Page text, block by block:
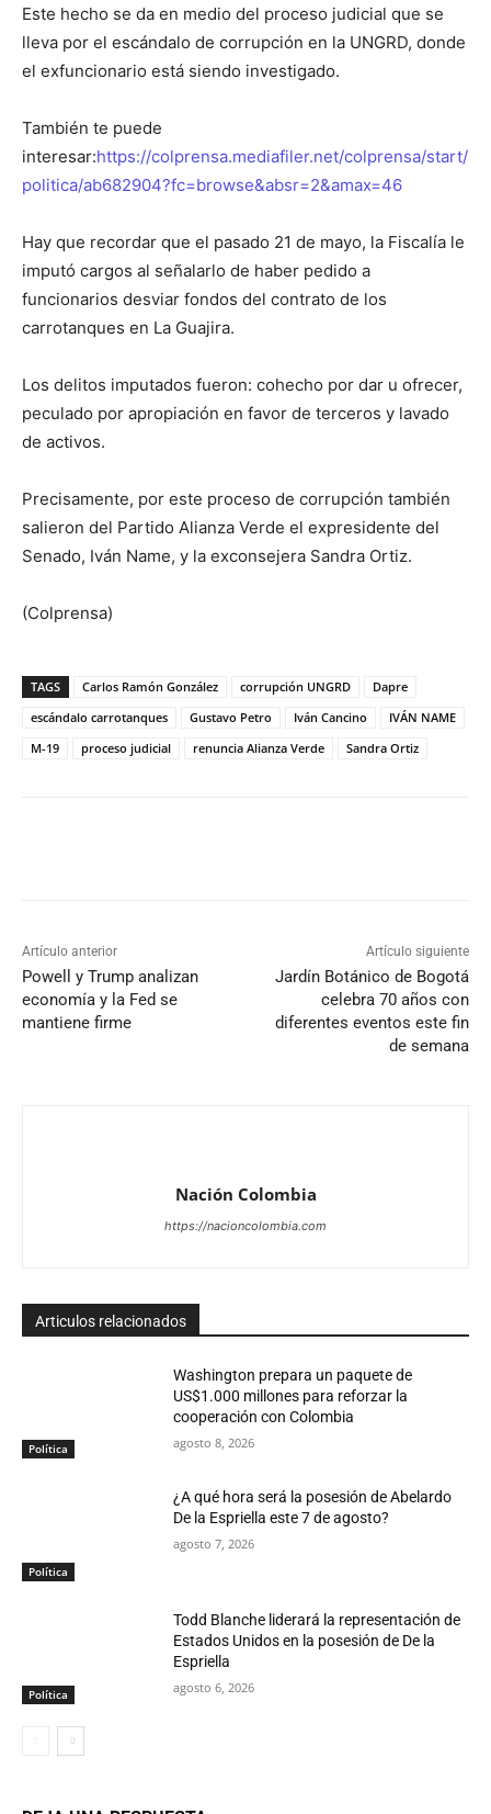
Este hecho se da en medio del proceso judicial que se
lleva por el escándalo de corrupción en la UNGRD, donde
el exfuncionario está siendo investigado.
También te puede
interesar:https://colprensa.mediafiler.net/colprensa/start/
politica/ab682904?fc=browse&absr=2&amax=46
Hay que recordar que el pasado 21 de mayo, la Fiscalía le
imputó cargos al señalarlo de haber pedido a
funcionarios desviar fondos del contrato de los
carrotanques en La Guajira.
Los delitos imputados fueron: cohecho por dar u ofrecer,
peculado por apropiación en favor de terceros y lavado
de activos.
Precisamente, por este proceso de corrupción también
salieron del Partido Alianza Verde el expresidente del
Senado, Iván Name, y la exconsejera Sandra Ortiz.
(Colprensa)
TAGS Carlos Ramón González corrupción UNGRD
Dapre
escándalo carrotanques
Gustavo Petro Iván Cancino
IVÁN NAME
M-19
proceso judicial renuncia Alianza Verde Sandra Ortiz
Artículo anterior
Powell y Trump analizan
economía y la Fed se
mantiene firme
Artículo siguiente
Jardín Botánico de Bogotá
celebra 70 años con
diferentes eventos este fin
de semana
Nación Colombia
https://nacioncolombia.com
Articulos relacionados
Política
Washington prepara un paquete de
US$1.000 millones para reforzar la
cooperación con Colombia
agosto 8, 2026
Política
¿A qué hora será la posesión de Abelardo
De la Espriella este 7 de agosto?
agosto 7, 2026
Política
Todd Blanche liderará la representación de
Estados Unidos en la posesión de De la
Espriella
agosto 6, 2026